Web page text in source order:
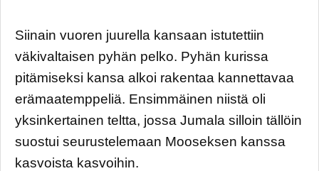
Siinain vuoren juurella kansaan istutettiin
väkivaltaisen pyhän pelko. Pyhän kurissa
pitämiseksi kansa alkoi rakentaa kannettavaa
erämaatemppeliä. Ensimmäinen niistä oli
yksinkertainen teltta, jossa Jumala silloin tällöin
suostui seurustelemaan Mooseksen kanssa
kasvoista kasvoihin.